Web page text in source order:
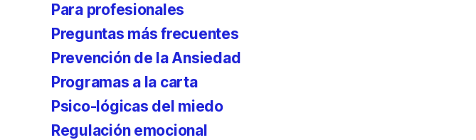
Para profesionales
Preguntas más frecuentes
Prevención de la Ansiedad
Programas a la carta
Psico-lógicas del miedo
Regulación emocional